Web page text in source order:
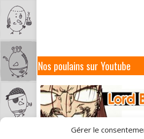
Gérer le
Nos poulains sur Youtube